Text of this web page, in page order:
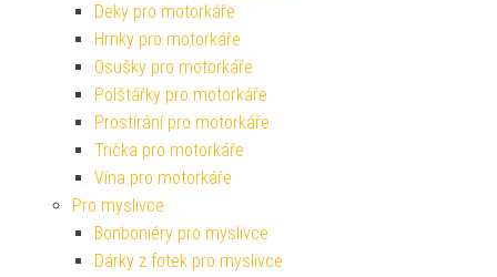
Deky pro motorkáře
Hrnky pro motorkáře
Osušky pro motorkáře
Polštářky pro motorkáře
Prostírání pro motorkáře
Trička pro motorkáře
Vína pro motorkáře
Pro myslivce
Bonboniéry pro myslivce
Dárky z fotek pro myslivce